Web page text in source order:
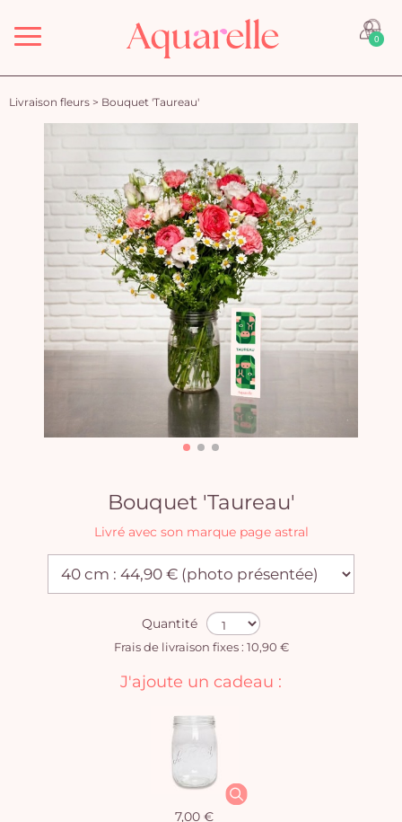
Menu 0
Livraison fleurs > Bouquet 'Taureau'
Bouquet 'Taureau'
Livré avec son marque page astral
Quantité
Frais de livraison fixes : 10,90 €
J'ajoute un cadeau :
7,00 €